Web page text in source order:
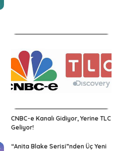
CNBC-e Kanalı Gidiyor, Yerine TLC
Geliyor!
“Anita Blake Serisi”nden Üç Yeni